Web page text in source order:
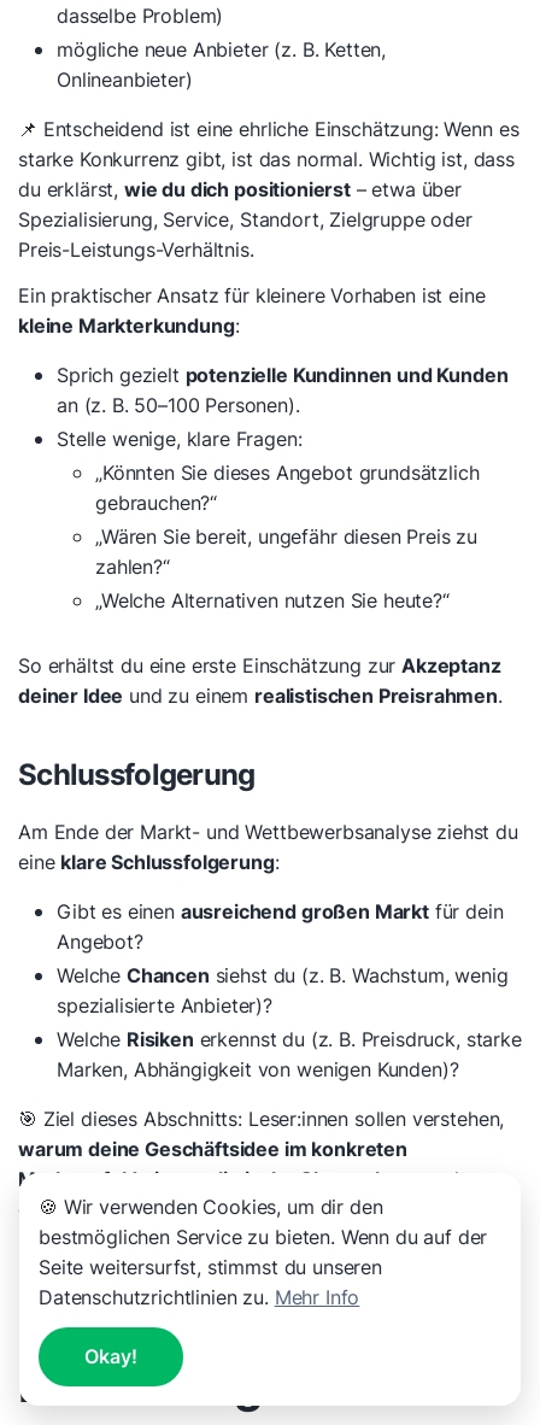
dasselbe Problem)
mögliche neue Anbieter (z. B. Ketten,
Onlineanbieter)
📌 Entscheidend ist eine ehrliche Einschätzung: Wenn es
starke Konkurrenz gibt, ist das normal. Wichtig ist, dass
du erklärst, wie du dich positionierst– etwa über
Spezialisierung, Service, Standort, Zielgruppe oder
Preis-Leistungs-Verhältnis.
Ein praktischer Ansatz für kleinere Vorhaben ist eine
kleine Markterkundung:
Sprich gezielt potenzielle Kundinnen und Kunden
an (z. B. 50–100 Personen).
Stelle wenige, klare Fragen:
„Könnten Sie dieses Angebot grundsätzlich
gebrauchen?“
„Wären Sie bereit, ungefähr diesen Preis zu
zahlen?“
„Welche Alternativen nutzen Sie heute?“
So erhältst du eine erste Einschätzung zurAkzeptanz
deiner Idee und zu einem realistischen Preisrahmen.
Schlussfolgerung
Am Ende der Markt- und Wettbewerbsanalyse ziehst du
eine klare Schlussfolgerung:
Gibt es einen ausreichend großen Marktfür dein
Angebot?
Welche Chancen siehst du (z. B. Wachstum, wenig
spezialisierte Anbieter)?
Welche Risiken erkennst du (z. B. Preisdruck, starke
Marken, Abhängigkeit von wenigen Kunden)?
🎯 Ziel dieses Abschnitts: Leser:innen sollen verstehen,
warum deine Geschäftsidee im konkreten
Marktumfeld eine realistische Chance hat
– und wo
die Grenzen liegen.
Zielgruppe und
Kundensegmente
🍪 Wir verwenden Cookies, um dir den
bestmöglichen Service zu bieten. Wenn du auf der
Seite weitersurfst, stimmst du unseren
Datenschutzrichtlinien zu. Mehr Info
Okay!